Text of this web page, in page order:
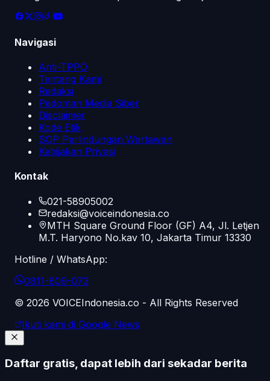
Navigasi
Anti-TPPO
Tentang Kami
Redaksi
Pedoman Media Siber
Disclaimer
Kode Etik
SOP Perlindungan Wartawan
Kebijakan Privasi
Kontak
021-58905002
redaksi@voiceindonesia.co
MTH Square Ground Floor (GF) A4, Jl. Letjen
M.T. Haryono No.kav 10, Jakarta Timur 13330
Hotline / WhatsApp:
0811-809-073
© 2026 VOICEIndonesia.co - All Rights Reserved
Ikuti kami di Google News
Daftar gratis, dapat lebih dari sekadar berita